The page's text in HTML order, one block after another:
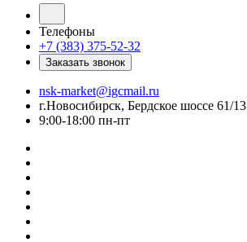
Телефоны
+7 (383) 375-52-32
Заказать звонок
nsk-market@igcmail.ru
г.Новосибирск, Бердское шоссе 61/13
9:00-18:00 пн-пт